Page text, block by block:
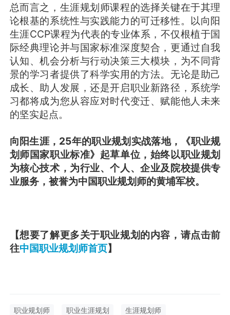
总而言之，生涯规划师课程的选择关键在于其理
论根基的系统性与实践能力的可迁移性。以向阳
生涯CCP课程为代表的专业体系，不仅根植于国
际经典理论并与国家标准深度契合，更通过自我
认知、机会分析与行动决策三大模块，为不同背
景的学习者提供了科学实用的方法。无论是助己
成长、助人发展，还是开启职业新路径，系统学
习都将成为您从容应对时代变迁、赋能他人未来
的坚实起点。
向阳生涯，25年的职业规划实战落地，《职业规
划师国家职业标准》起草单位，始终以职业规划
为核心技术，为行业、个人、企业及院校提供专
业服务，被誉为中国职业规划师的黄埔军校。
【想要了解更多关于职业规划的内容，请点击前
往中国职业规划师首页】
职业规划师 职业生涯规划 生涯规划师